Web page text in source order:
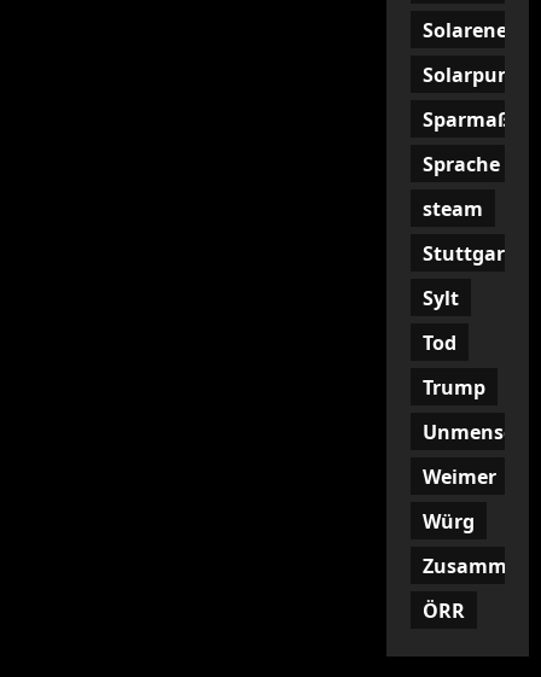
Solarpunk
Sprache
steam
Stuttgart
Sylt
Tod
Trump
Weimer
Würg
ÖRR